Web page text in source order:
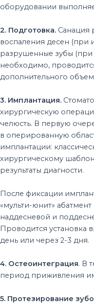
оборудовании
2. Подготовка. Санация
воспаления десен (при
разрушенные зубы (при
необходимо,
дополнительного
3. Имплантация.
хирургическую
челюсть. В первую
в оперированную
имплантации:
хирургическому
результаты диагности.
После фиксации
«мульти-юнит»
наддесневой и
Проводится установка
день или через 2-3 дня.
4. Остеоинтеграция. В
период приживления
5. Протезирование